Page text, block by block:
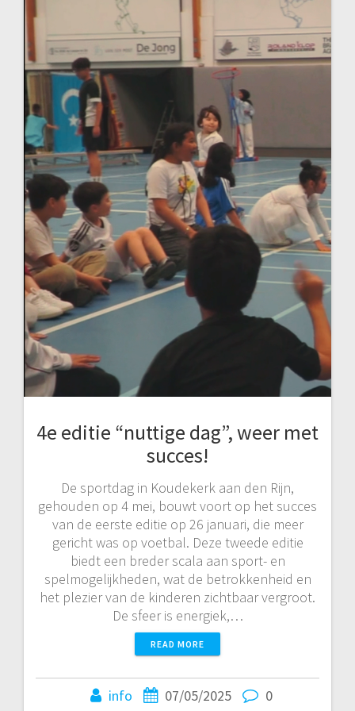
4e editie “nuttige dag”, weer met
succes!
De sportdag in Koudekerk aan den Rijn,
gehouden op 4 mei, bouwt voort op het succes
van de eerste editie op 26 januari, die meer
gericht was op voetbal. Deze tweede editie
biedt een breder scala aan sport- en
spelmogelijkheden, wat de betrokkenheid en
het plezier van de kinderen zichtbaar vergroot.
De sfeer is energiek,…
READ MORE
info 07/05/2025 0